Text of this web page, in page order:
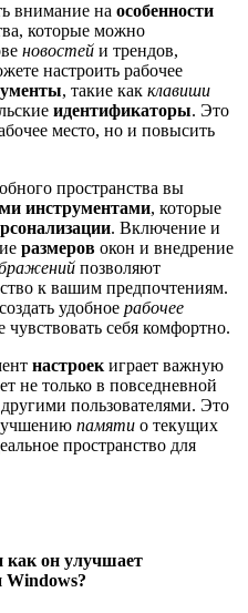
внимание на особенности
которые можно
новостей и трендов,
настроить рабочее
, такие как клавиши
идентификаторы. Это
место, но и повысить
пространства вы
инструментами, которые
. Включение и
размеров окон и внедрение
позволяют
к вашим предпочтениям.
удобное рабочее
чувствовать себя комфортно.
настроек играет важную
не только в повседневной
пользователями. Это
памяти о текущих
пространство для
как он улучшает
Windows?